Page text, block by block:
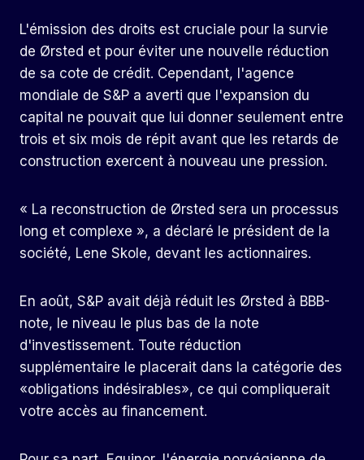
L'émission des droits est cruciale pour la survie
de Ørsted et pour éviter une nouvelle réduction
de sa cote de crédit. Cependant, l'agence
mondiale de S&P a averti que l'expansion du
capital ne pouvait que lui donner seulement entre
trois et six mois de répit avant que les retards de
construction exercent à nouveau une pression.
« La reconstruction de Ørsted sera un processus
long et complexe », a déclaré le président de la
société, Lene Skole, devant les actionnaires.
En août, S&P avait déjà réduit les Ørsted à BBB-
note, le niveau le plus bas de la note
d'investissement. Toute réduction
supplémentaire le placerait dans la catégorie des
«obligations indésirables», ce qui compliquerait
votre accès au financement.